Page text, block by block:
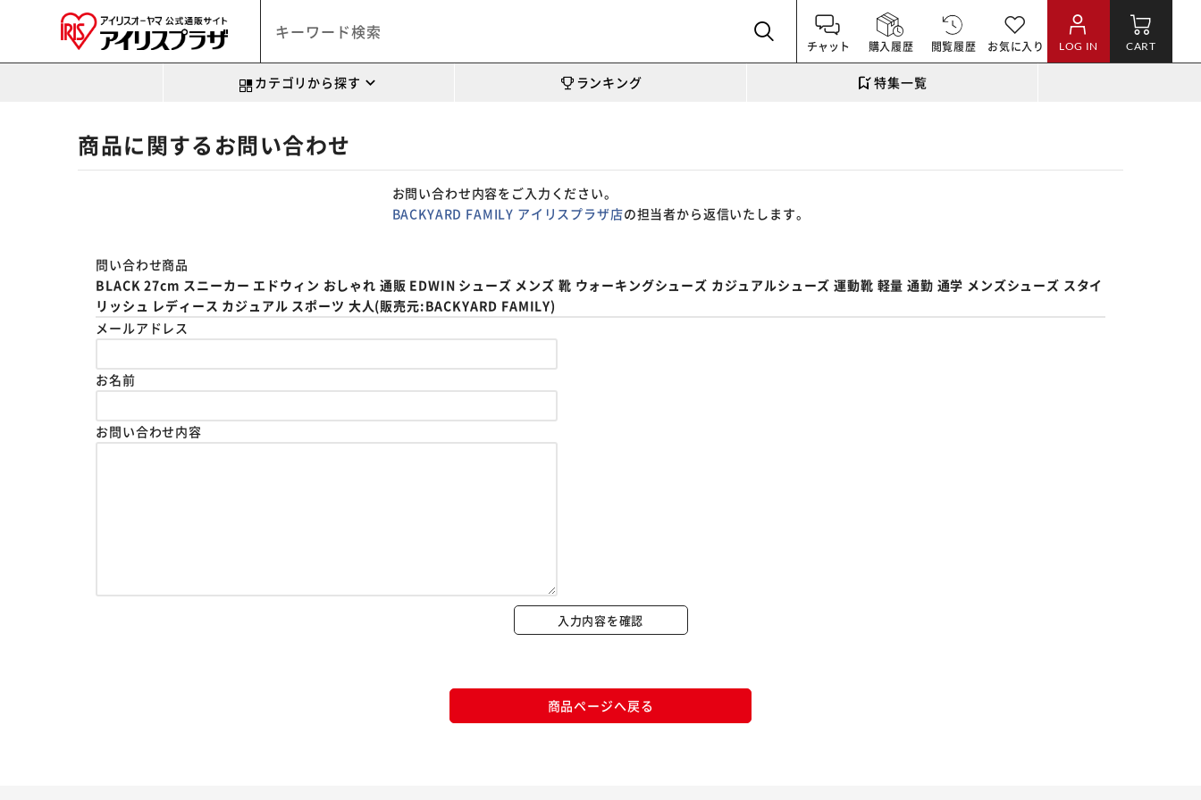
チャット 購入履歴 閲覧履歴 お気に入り LOG IN CART
カテゴリから探す ランキング 特集一覧
商品に関するお問い合わせ
お問い合わせ内容をご入力ください。
BACKYARD FAMILY アイリスプラザ店の担当者から返信いたします。
問い合わせ商品
BLACK 27cm スニーカー エドウィン おしゃれ 通販 EDWIN シューズ メンズ 靴 ウォーキングシューズ カジュアルシューズ 運動靴 軽量 通勤 通学 メンズシューズ スタイ
リッシュ レディース カジュアル スポーツ 大人(販売元:BACKYARD FAMILY)
メールアドレス
お名前
お問い合わせ内容
入力内容を確認
商品ページへ戻る
カートに入れる